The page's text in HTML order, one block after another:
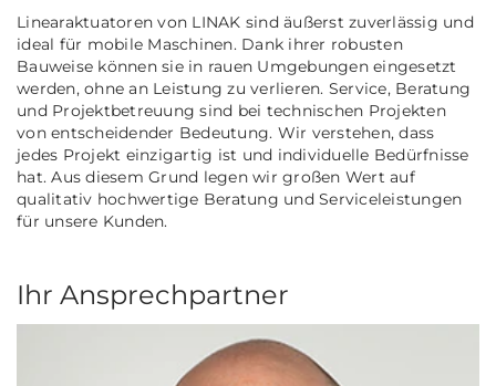
Linearaktuatoren von LINAK sind äußerst zuverlässig und
ideal für mobile Maschinen. Dank ihrer robusten
Bauweise können sie in rauen Umgebungen eingesetzt
werden, ohne an Leistung zu verlieren. Service, Beratung
und Projektbetreuung sind bei technischen Projekten
von entscheidender Bedeutung. Wir verstehen, dass
jedes Projekt einzigartig ist und individuelle Bedürfnisse
hat. Aus diesem Grund legen wir großen Wert auf
qualitativ hochwertige Beratung und Serviceleistungen
für unsere Kunden.
Ihr Ansprechpartner